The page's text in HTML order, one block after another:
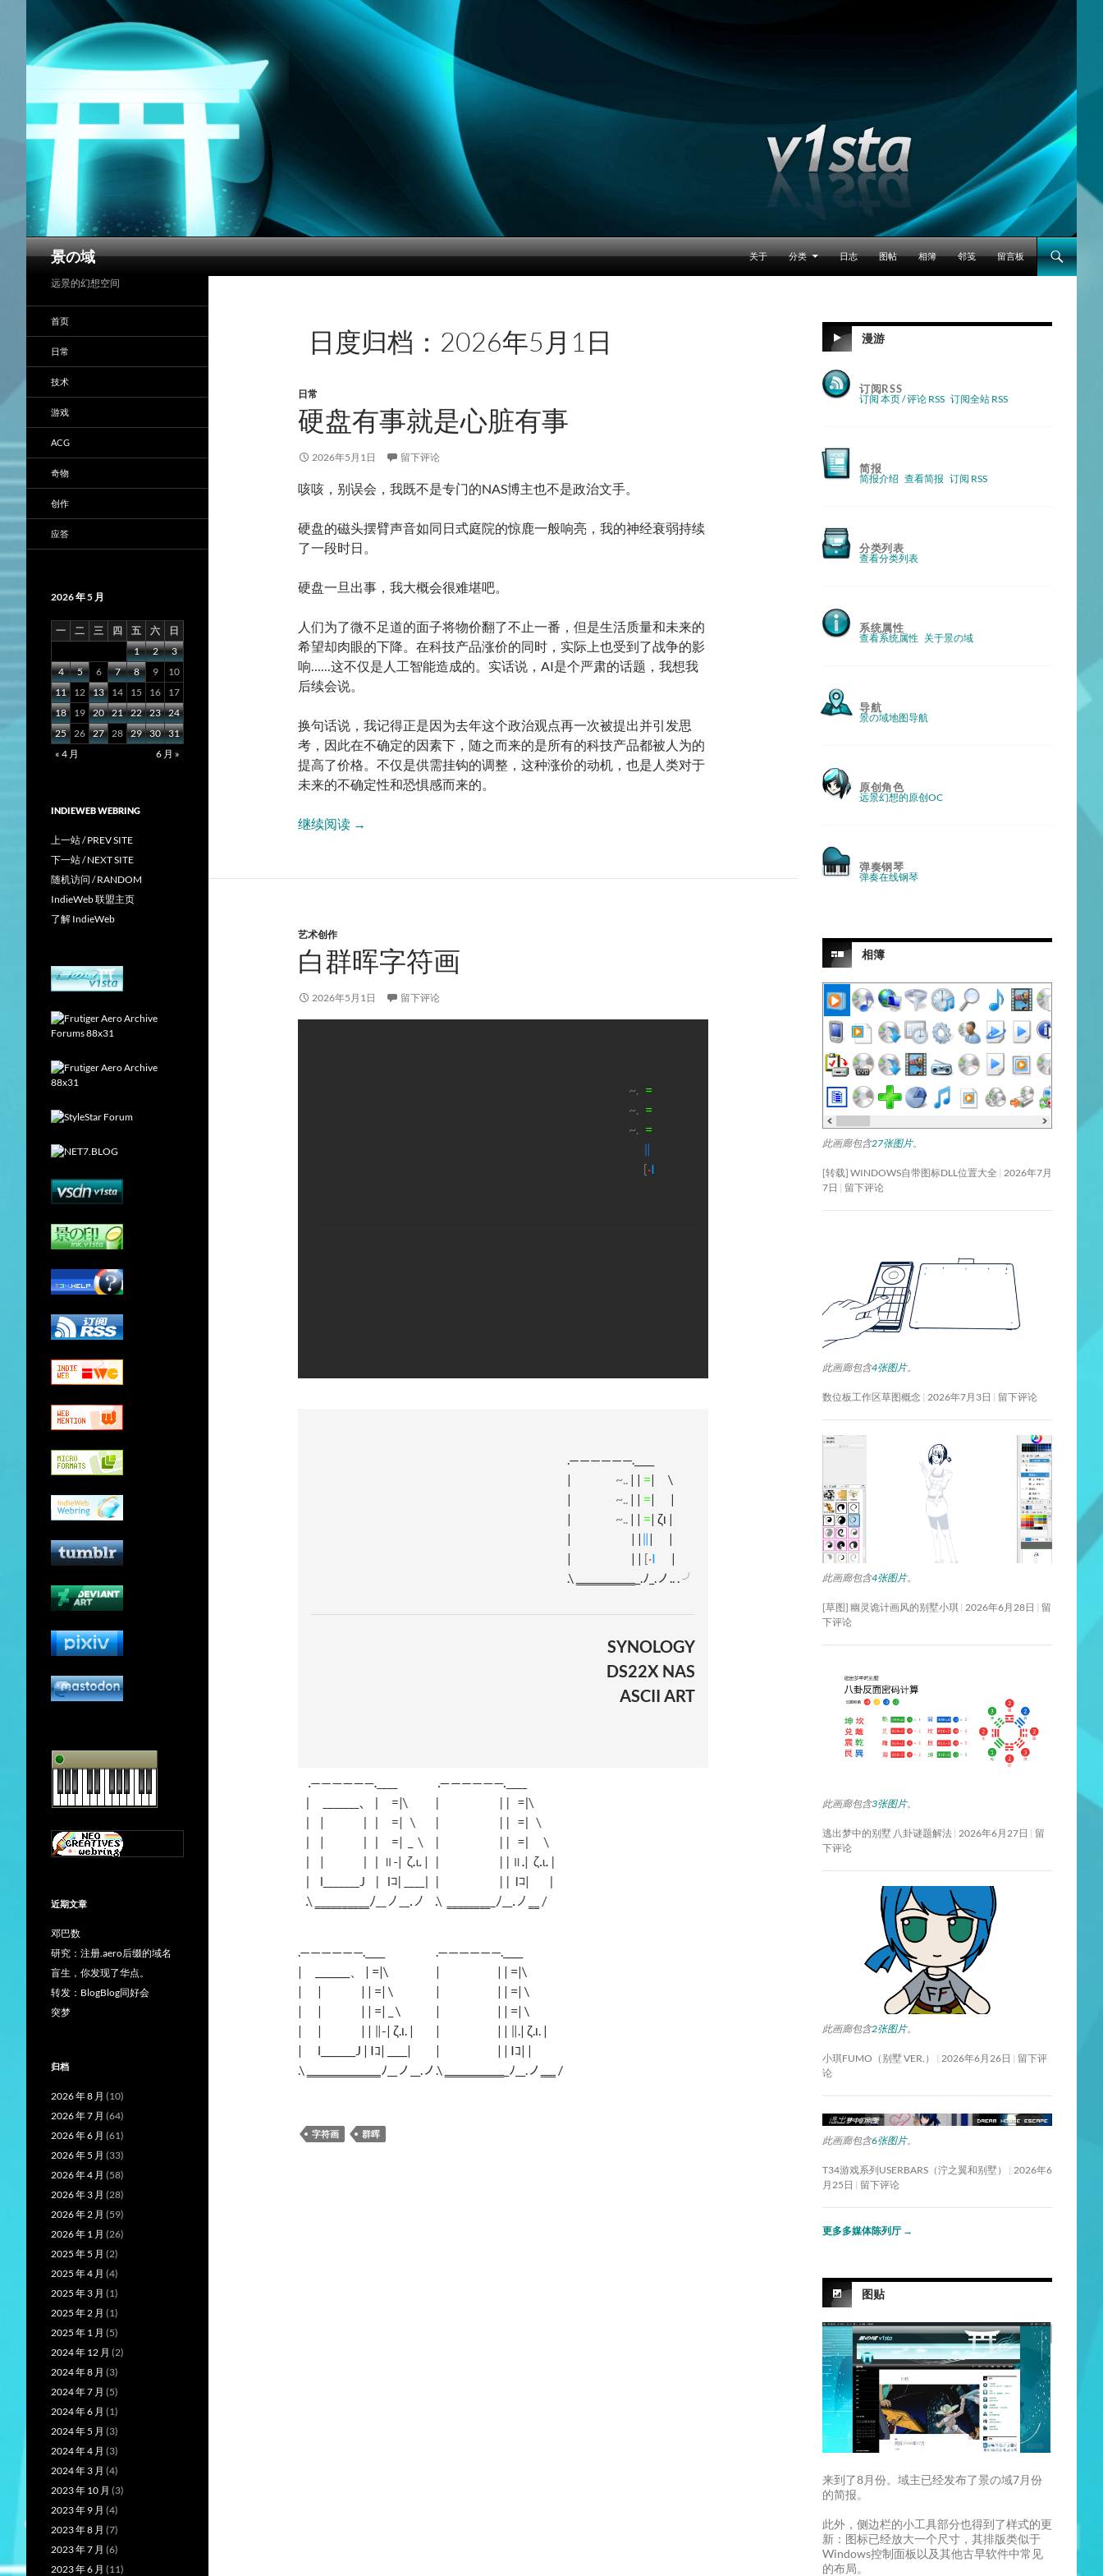
景の域
搜
跳至正文
关于
分类 日志 图帖 相簿 邻笺 留言板
日度归档：2026年5月1日
日常
硬盘有事就是心脏有事
2026年5月1日 留下评论
咳咳，别误会，我既不是专门的NAS博主也不是政治文手。
硬盘的磁头摆臂声音如同日式庭院的惊鹿一般响亮，我的神经衰弱持续
了一段时日。
硬盘一旦出事，我大概会很难堪吧。
人们为了微不足道的面子将物价翻了不止一番，但是生活质量和未来的
希望却肉眼的下降。在科技产品涨价的同时，实际上也受到了战争的影
响……这不仅是人工智能造成的。实话说，AI是个严肃的话题，我想我
后续会说。
换句话说，我记得正是因为去年这个政治观点再一次被提出并引发思
考，因此在不确定的因素下，随之而来的是所有的科技产品都被人为的
提高了价格。不仅是供需挂钩的调整，这种涨价的动机，也是人类对于
未来的不确定性和恐惧感而来的。
继续阅读硬盘有事就是心脏有事
→
艺术创作
白群晖字符画
2026年5月1日 留下评论
~. =
~. =
~. =
∥
[·I
.——————.____
| ~.. | | =| \
| ~.. | | =| |
| ~.. | | =| ζι |
| | | ∥| |
| | | [·I |
.\ ‗‗‗‗‗‗‗‗_.ﾉ_.ノ.. . ╯
SYNOLOGY
DS22X NAS
ASCII ART
.——————.____
| _______、 | =|\
| | | | =| \
| | | | =| _ \
| | | | ∥-| ζ.ι. |
| l_______J | Iｺ| ____|
.\ ‗‗‗‗‗‗‗‗‗‗ﾉ__ノ__.ノ
.——————.____
| | | =|\
| | | =| \
| | | =| \
| | | ∥.| ζ.ι. |
| | | Iｺ| |
.\ ‗‗‗‗‗‗‗‗_ﾉ__.ノ‗‗ /
字符画 群晖
漫游
订阅RSS
订阅 本页 / 评论 RSS 订阅全站 RSS
简报
简报介绍 查看简报 订阅 RSS
分类列表
查看分类列表
系统属性
查看系统属性 关于景の域
导航
景の域地图导航
原创角色
远景幻想的原创OC
弹奏钢琴
弹奏在线钢琴
相簿
此画廊包含27张图片。
[转载] WINDOWS自带图标DLL位置大全 2026年7月
7日
留下评论
此画廊包含4张图片。
数位板工作区草图概念 2026年7月3日 留下评论
此画廊包含4张图片。
[草图] 幽灵诡计画风的别墅小琪 2026年6月28日
留
下评论
此画廊包含3张图片。
逃出梦中的别墅 八卦谜题解法 2026年6月27日
留
下评论
此画廊包含2张图片。
小琪FUMO（别墅 VER.） 2026年6月26日
留下评
论
此画廊包含6张图片。
T34游戏系列USERBARS（泞之翼和别墅）
2026年6
月25日
留下评论
更多多媒体陈列厅 →
图贴
来到了8月份。域主已经发布了景の域7月份
的简报。
此外，侧边栏的小工具部分也得到了样式的更
新：图标已经放大一个尺寸，其排版类似于
Windows控制面板以及其他古早软件中常见
的布局。
远景的幻想空间
首页
日常
技术
游戏
ACG
奇物
创作
应答
2026 年 5 月
一 二 三 四 五 六
日
1
2
3
4
5 6 7 8 9
10
11
12 13 14 15 16
17
18
19 20 21 22 23 24
25 26 27 28 29 30 31
« 4 月
6 月 »
INDIEWEB WEBRING
上一站 / PREV SITE
下一站 / NEXT SITE
随机访问 / RANDOM
IndieWeb 联盟主页
了解 IndieWeb
近期文章
邓巴数
研究：注册.aero后缀的域名
盲生，你发现了华点。
转发：BlogBlog同好会
突梦
归档
2026 年 8 月 (10)
2026 年 7 月 (64)
2026 年 6 月 (61)
2026 年 5 月 (33)
2026 年 4 月 (58)
2026 年 3 月 (28)
2026 年 2 月 (59)
2026 年 1 月 (26)
2025 年 5 月 (2)
2025 年 4 月 (4)
2025 年 3 月 (1)
2025 年 2 月 (1)
2025 年 1 月 (5)
2024 年 12 月 (2)
2024 年 8 月 (3)
2024 年 7 月 (5)
2024 年 6 月 (1)
2024 年 5 月 (3)
2024 年 4 月 (3)
2024 年 3 月 (4)
2023 年 10 月 (3)
2023 年 9 月 (4)
2023 年 8 月 (7)
2023 年 7 月 (6)
2023 年 6 月 (11)